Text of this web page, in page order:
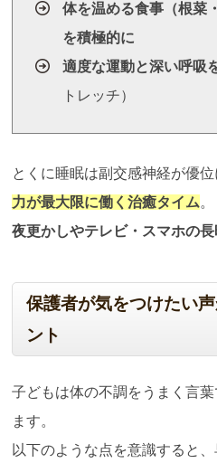
体を温める食事（根菜
を積極的に
適度な運動と深い呼吸
トレッチ）
とくに睡眠は副交感神経が優位
力が最大限に働く治癒タイム。
夜更かしやテレビ・スマホの長
保護者が気をつけたい
ント
子どもは体の不調をうまく言
ます。
以下のような点を意識すると